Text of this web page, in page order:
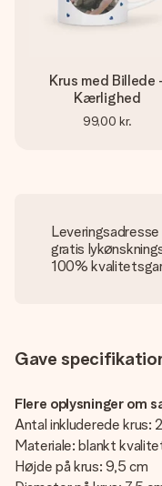
Krus med Billede
Kærlighed
99,00 kr.
gratis
100%
Gave
Flere oplysninger om
Antal inkluderede krus: 2
Materiale: blankt
Højde på krus: 9,5 cm